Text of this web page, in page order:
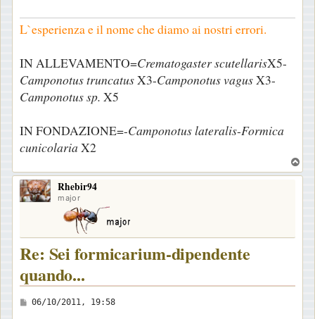
i
L`esperienza e il nome che diamo ai nostri errori.
IN ALLEVAMENTO=Crematogaster scutellarisX5-
Camponotus truncatusX3-Camponotus vagusX3-
Camponotus sp. X5
IN FONDAZIONE=-Camponotus lateralis-Formica
cunicolaria X2
o
Rhebir94
major
Re: Sei formicarium-dipendente
quando...
M
06/10/2011, 19:58